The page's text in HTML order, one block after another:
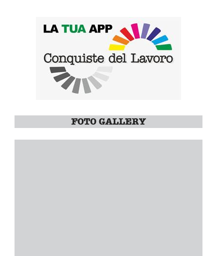
FOTO GALLERY